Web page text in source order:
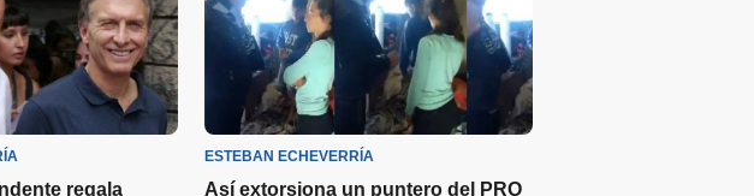
regala
ESTEBAN ECHEVERRÍA
Así extorsiona un puntero del PRO